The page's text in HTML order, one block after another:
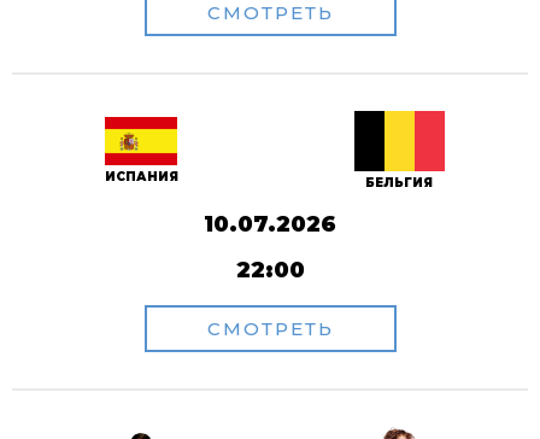
СМОТРЕТЬ
ИСПАНИЯ БЕЛЬГИЯ
10.07.2026
22:00
СМОТРЕТЬ